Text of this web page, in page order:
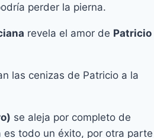
perder la pierna.
revela el amor de Patricio
las cenizas de Patricio a la
se aleja por completo de
es todo un éxito, por otra parte